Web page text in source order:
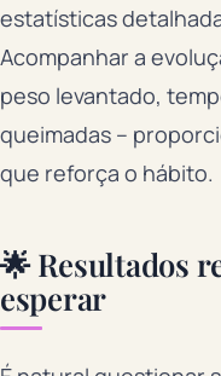
estatísticas
Acompanhar a
peso levantado,
queimadas –
que reforça o hábito.
🌟 Resultados
esperar